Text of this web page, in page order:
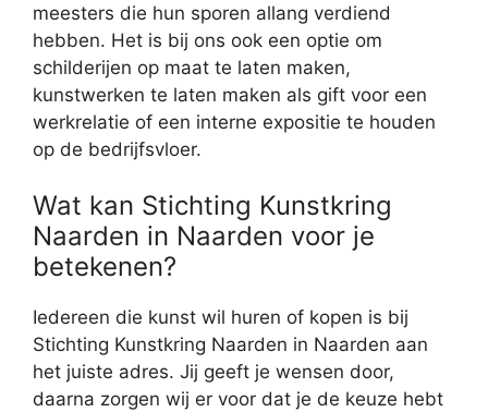
meesters die hun sporen allang verdiend
hebben. Het is bij ons ook een optie om
schilderijen op maat te laten maken,
kunstwerken te laten maken als gift voor een
werkrelatie of een interne expositie te houden
op de bedrijfsvloer.
Wat kan Stichting Kunstkring
Naarden in Naarden voor je
betekenen?
Iedereen die kunst wil huren of kopen is bij
Stichting Kunstkring Naarden in Naarden aan
het juiste adres. Jij geeft je wensen door,
daarna zorgen wij er voor dat je de keuze hebt